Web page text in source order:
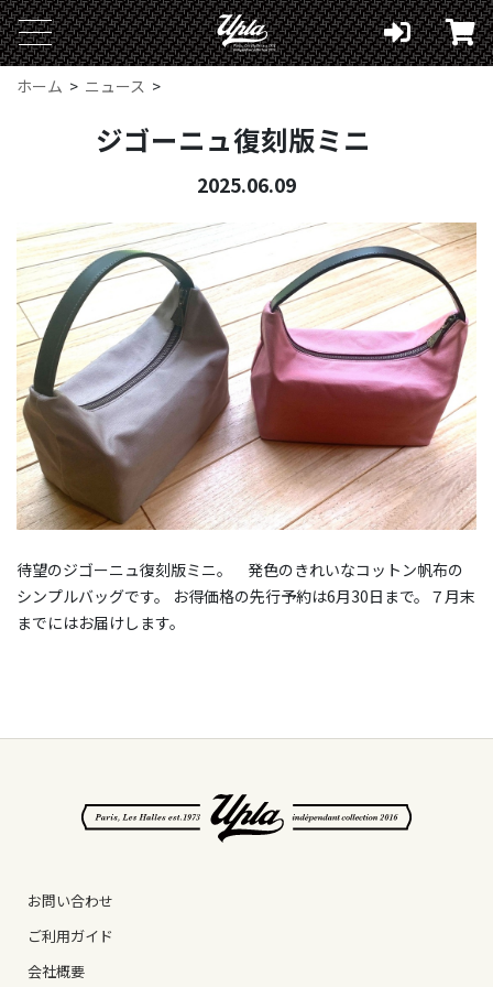
ホーム ニュース
ジゴーニュ復刻版ミニ
2025.06.09
待望のジゴーニュ復刻版ミニ。 発色のきれいなコットン帆布の
シンプルバッグです。 お得価格の先行予約は6月30日まで。７月末
までにはお届けします。
お問い合わせ
ご利用ガイド
会社概要